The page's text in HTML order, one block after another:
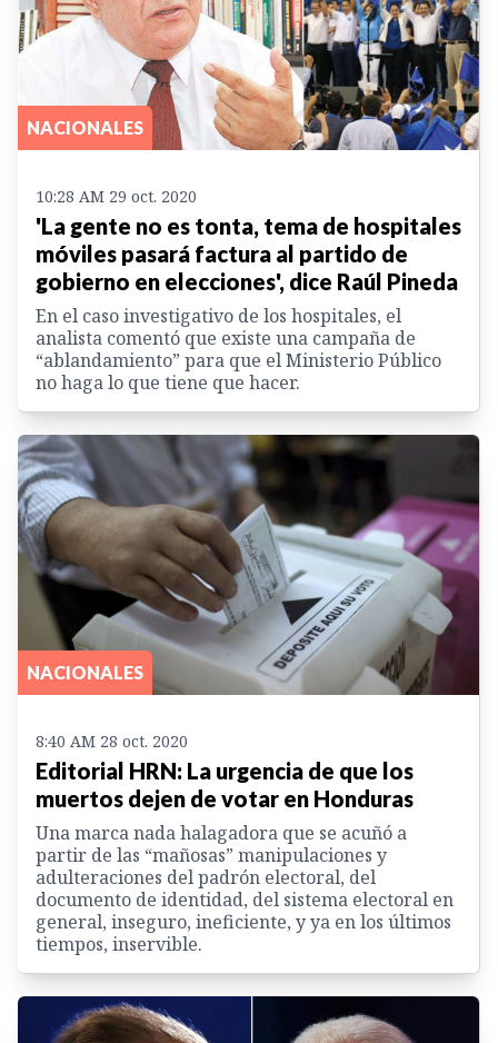
NACIONALES
10:28 AM 29 oct. 2020
'La gente no es tonta, tema de hospitales
móviles pasará factura al partido de
gobierno en elecciones', dice Raúl Pineda
En el caso investigativo de los hospitales, el
analista comentó que existe una campaña de
“ablandamiento” para que el Ministerio Público
no haga lo que tiene que hacer.
NACIONALES
8:40 AM 28 oct. 2020
Editorial HRN: La urgencia de que los
muertos dejen de votar en Honduras
Una marca nada halagadora que se acuñó a
partir de las “mañosas” manipulaciones y
adulteraciones del padrón electoral, del
documento de identidad, del sistema electoral en
general, inseguro, ineficiente, y ya en los últimos
tiempos, inservible.